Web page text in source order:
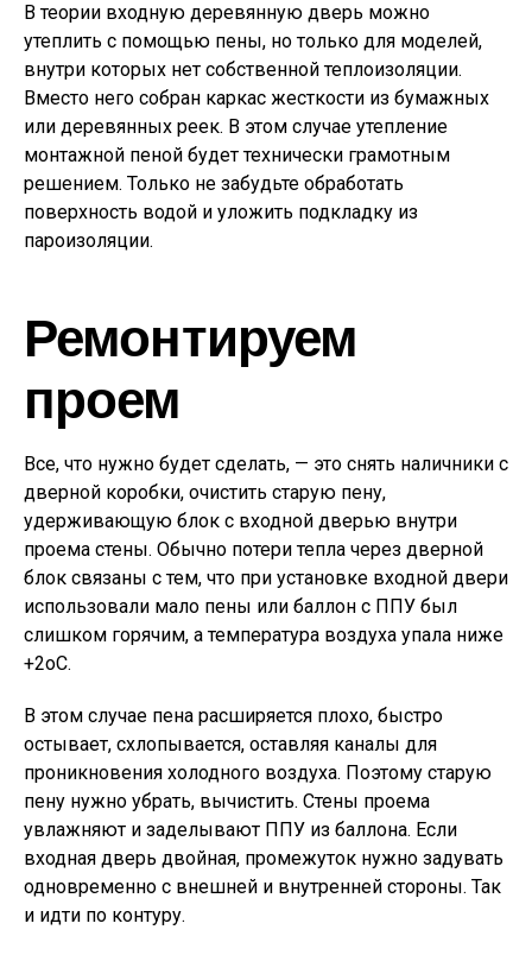
В теории входную деревянную дверь можно
утеплить с помощью пены, но только для моделей,
внутри которых нет собственной теплоизоляции.
Вместо него собран каркас жесткости из бумажных
или деревянных реек. В этом случае утепление
монтажной пеной будет технически грамотным
решением. Только не забудьте обработать
поверхность водой и уложить подкладку из
пароизоляции.
Ремонтируем
проем
Все, что нужно будет сделать, — это снять наличники с
дверной коробки, очистить старую пену,
удерживающую блок с входной дверью внутри
проема стены. Обычно потери тепла через дверной
блок связаны с тем, что при установке входной двери
использовали мало пены или баллон с ППУ был
слишком горячим, а температура воздуха упала ниже
+2оС.
В этом случае пена расширяется плохо, быстро
остывает, схлопывается, оставляя каналы для
проникновения холодного воздуха. Поэтому старую
пену нужно убрать, вычистить. Стены проема
увлажняют и заделывают ППУ из баллона. Если
входная дверь двойная, промежуток нужно задувать
одновременно с внешней и внутренней стороны. Так
и идти по контуру.